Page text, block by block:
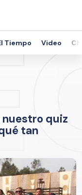
Tiempo Video
nuestro quiz
tan